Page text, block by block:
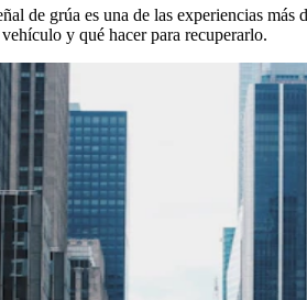
de grúa es una de las experiencias
y qué hacer para recuperarlo.